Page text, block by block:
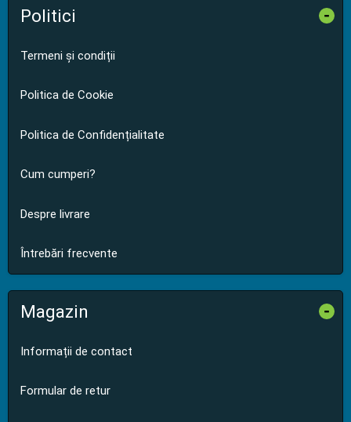
Politici -
Termeni și condiții
Politica de Cookie
Politica de Confidențialitate
Cum cumperi?
Despre livrare
Întrebări frecvente
Magazin -
Informații de contact
Formular de retur